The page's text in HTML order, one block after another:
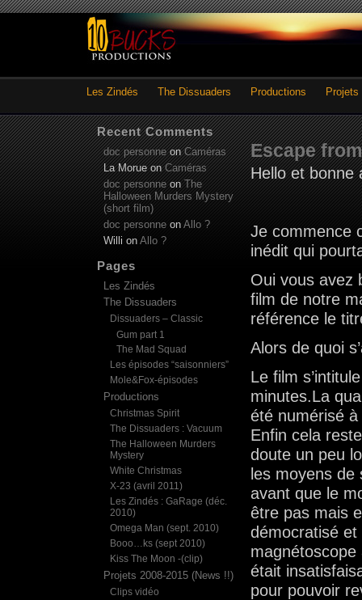
Les Zindés The Dissuaders Productions Projets
Escape
Hello et bonne
Je commence
inédit qui
Oui vous avez
film de notre
référence le
Alors de quoi
Le film
minutes.La
été numérisé
Enfin cela
doute un peu
les moyens
avant que le
être pas mais
démocratisé
était
pour pouvoir
Recent Comments
doc personneonCaméras
La MorueonCaméras
doc personneonThe
Halloween Murders Mystery
(short film)
doc personne on Allo ?
Willi on Allo ?
Pages
Les Zindés
The Dissuaders
Dissuaders – Classic
Gum part 1
The Mad Squad
Les épisodes “saisonniers”
Mole&Fox-épisodes
Productions
Christmas Spirit
The Dissuaders : Vacuum
The Halloween Murders
Mystery
White Christmas
X-23 (avril 2011)
Les Zindés : GaRage (déc.
2010)
Omega Man (sept. 2010)
Booo…ks (sept 2010)
Kiss The Moon -(clip)
Projets 2008-2015 (News !!)
Clips vidéo